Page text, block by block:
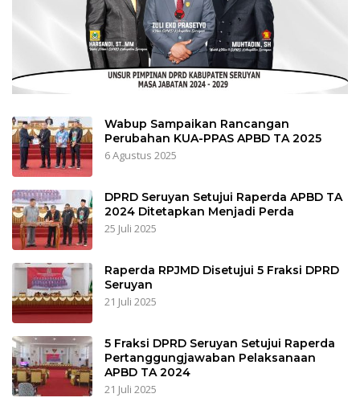
Wabup Sampaikan Rancangan
Perubahan KUA-PPAS APBD TA 2025
6 Agustus 2025
DPRD Seruyan Setujui Raperda APBD TA
2024 Ditetapkan Menjadi Perda
25 Juli 2025
Raperda RPJMD Disetujui 5 Fraksi DPRD
Seruyan
21 Juli 2025
5 Fraksi DPRD Seruyan Setujui Raperda
Pertanggungjawaban Pelaksanaan
APBD TA 2024
21 Juli 2025